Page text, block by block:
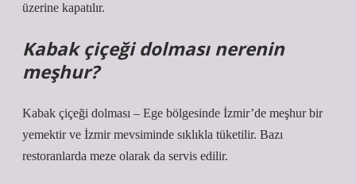
üzerine kapatılır.
Kabak çiçeği dolması nerenin
meşhur?
Kabak çiçeği dolması – Ege bölgesinde İzmir’de meşhur bir
yemektir ve İzmir mevsiminde sıklıkla tüketilir. Bazı
restoranlarda meze olarak da servis edilir.